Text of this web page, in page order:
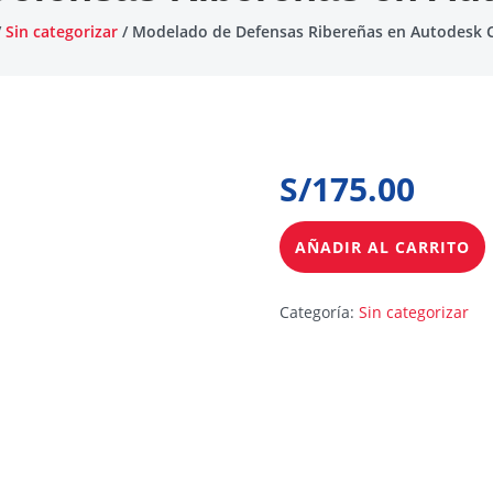
Sin categorizar / Modelado de Defensas Ribereñas en Autodesk
S/175.00
AÑADIR AL CARRITO
Categoría: Sin categorizar